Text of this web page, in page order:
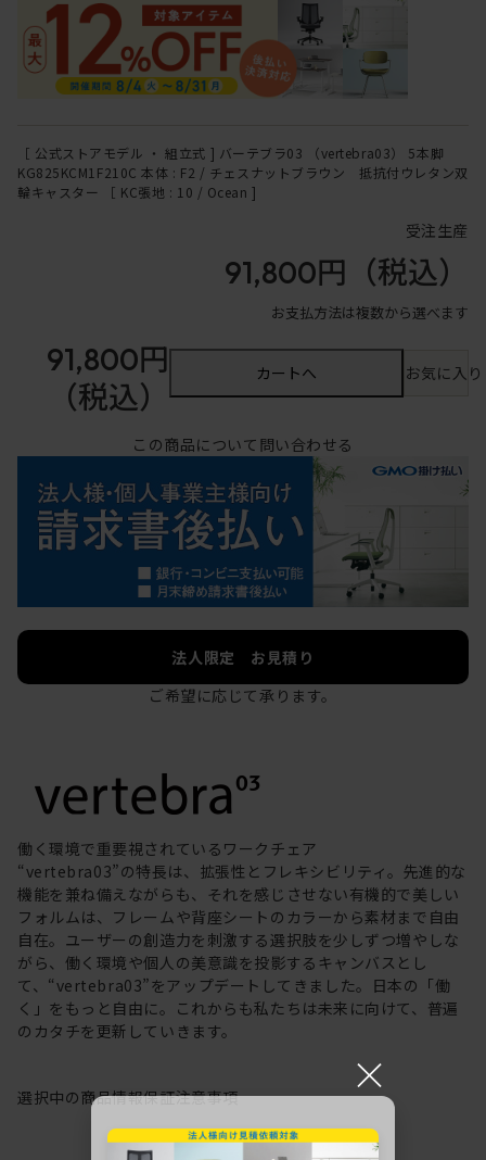
［ 公式ストアモデル ・ 組立式 ] バーテブラ03 （vertebra03） 5本脚
KG825KCM1F210C 本体 : F2 / チェスナットブラウン 抵抗付ウレタン双
輪キャスター ［ KC張地 : 10 / Ocean ]
受注生産
91,800円 （税込）
お支払方法は複数から選べます
91,800円
（税込）
カートへ お気に入
この商品について問い合わせる
法人限定 お見積り
ご希望に応じて承ります。
働く環境で重要視されているワークチェア
“vertebra03”の特長は、拡張性とフレキシビリティ。先進的な
機能を兼ね備えながらも、それを感じさせない有機的で美しい
フォルムは、フレームや背座シートのカラーから素材まで自由
自在。ユーザーの創造力を刺激する選択肢を少しずつ増やしな
がら、働く環境や個人の美意識を投影するキャンバスとし
て、“vertebra03”をアップデートしてきました。日本の「働
く」をもっと自由に。これからも私たちは未来に向けて、普遍
のカタチを更新していきます。
選択中の商品情報保証注意事項 ×